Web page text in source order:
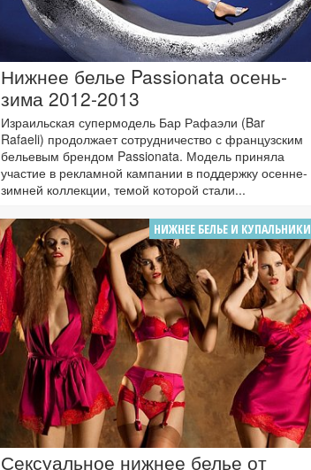
Нижнее белье Passionata осень-
зима 2012-2013
Израильская супермодель Бар Рафаэли (Bar
Rafaeli) продолжает сотрудничество с французским
бельевым брендом Passionata. Модель приняла
участие в рекламной кампании в поддержку осенне-
зимней коллекции, темой которой стали...
НИЖНЕЕ БЕЛЬЕ И КУПАЛЬНИКИ
Сексуальное нижнее белье от